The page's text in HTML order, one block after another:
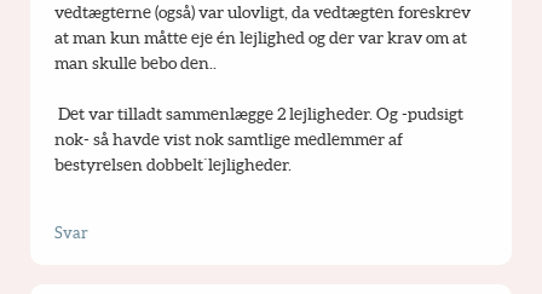
vedtægterne (også) var ulovligt, da vedtægten foreskrev
at man kun måtte eje én lejlighed og der var krav om at
man skulle bebo den..
nok- så havde vist nok samtlige medlemmer af
bestyrelsen dobbelt´lejligheder.
Svar